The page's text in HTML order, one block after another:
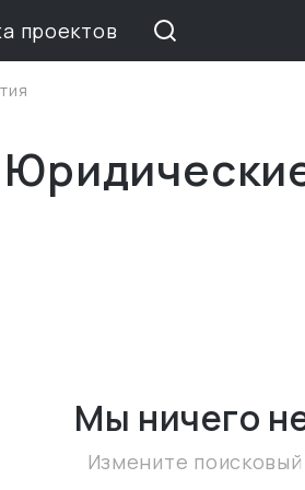
проектов
Мы ничего
Измените